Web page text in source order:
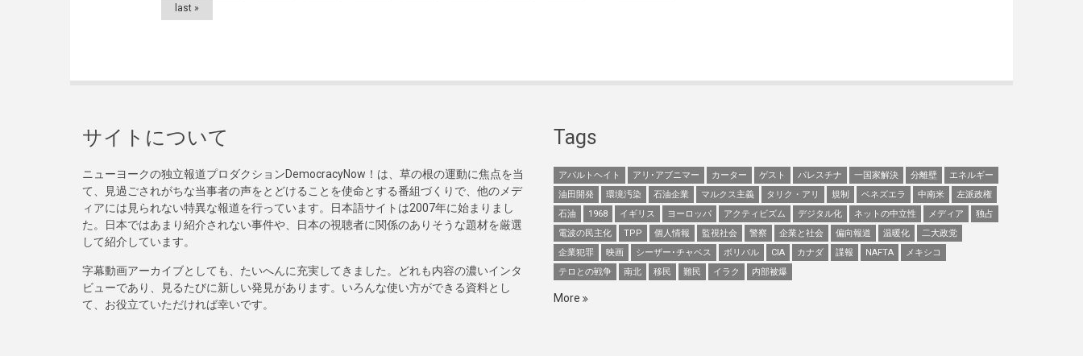
last »
サイトについて
ニューヨークの独立報道プロダクションDemocracyNow！は、草の根の運動に焦点を当
て、見過ごされがちな当事者の声をとどけることを使命とする番組づくりで、他のメデ
ィアには見られない特異な報道を行っています。日本語サイトは2007年に始まりまし
た。日本ではあまり紹介されない事件や、日本の視聴者に関係のありそうな題材を厳選
して紹介しています。
字幕動画アーカイブとしても、たいへんに充実してきました。どれも内容の濃いインタ
ビューであり、見るたびに新しい発見があります。いろんな使い方ができる資料とし
て、お役立ていただければ幸いです。
Tags
アパルトヘイト アリ･アブニマー カーター ゲスト パレスチナ 一国家解決 分離壁
エネルギー
油田開発
環境汚染 石油企業 マルクス主義 タリク・アリ 規制 ベネズエラ 中南米
左派政権
石油
1968 イギリス ヨーロッパ アクティビズム デジタル化 ネットの中立性 メディア
独占
電波の民主化
TPP 個人情報 監視社会 警察 企業と社会 偏向報道 温暖化
二大政党
企業犯罪
映画 シーザー･チャベス ボリバル CIA カナダ 諜報 NAFTA
メキシコ
テロとの戦争
南北 移民 難民 イラク 内部被爆
More